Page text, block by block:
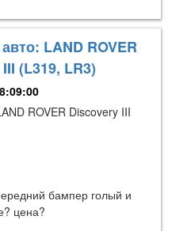
LAND ROVER
(L319, LR3)
ROVER Discovery III
бампер голый и
цена?